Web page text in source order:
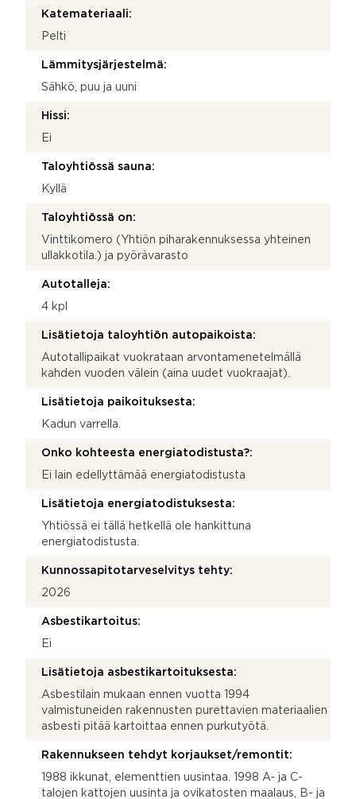
Katemateriaali:
Pelti
Lämmitysjärjestelmä:
Sähkö, puu ja uuni
Hissi:
Ei
Taloyhtiössä sauna:
Kyllä
Taloyhtiössä on:
Vinttikomero (Yhtiön piharakennuksessa yhteinen
ullakkotila.) ja pyörävarasto
Autotalleja:
4 kpl
Lisätietoja taloyhtiön autopaikoista:
Autotallipaikat vuokrataan arvontamenetelmällä
kahden vuoden välein (aina uudet vuokraajat).
Lisätietoja paikoituksesta:
Kadun varrella.
Onko kohteesta energiatodistusta?:
Ei lain edellyttämää energiatodistusta
Lisätietoja energiatodistuksesta:
Yhtiössä ei tällä hetkellä ole hankittuna
energiatodistusta.
Kunnossapitotarveselvitys tehty:
2026
Asbestikartoitus:
Ei
Lisätietoja asbestikartoituksesta:
Asbestilain mukaan ennen vuotta 1994
valmistuneiden rakennusten purettavien materiaalien
asbesti pitää kartoittaa ennen purkutyötä.
Rakennukseen tehdyt korjaukset/remontit:
1988 ikkunat, elementtien uusintaa. 1998 A- ja C-
talojen kattojen uusinta ja ovikatosten maalaus, B- ja